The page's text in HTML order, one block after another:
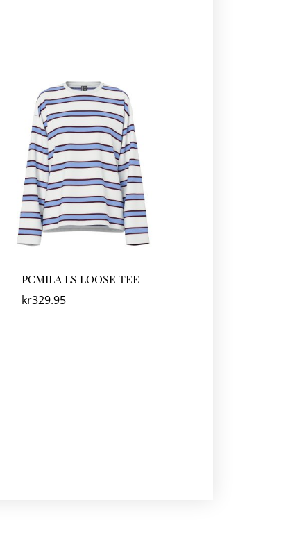
PCMILA LS LOOSE TEE
kr329.95